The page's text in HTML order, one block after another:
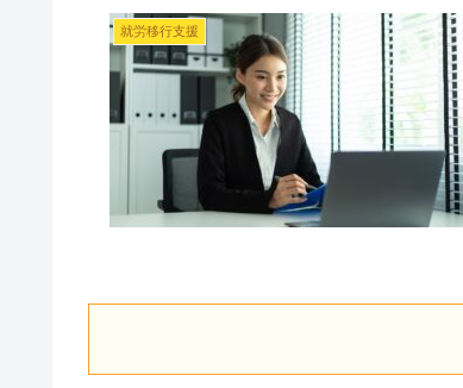
就労移行支援